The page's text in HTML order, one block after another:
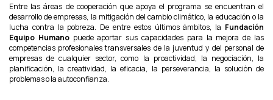
Entre las áreas de cooperación que apoya el programa se encuentran el
desarrollo de empresas, la mitigación del cambio climático, la educación o la
lucha contra la pobreza. De entre estos últimos ámbitos, la Fundación
Equipo Humanopuede aportar sus capacidades para la mejora de las
competencias profesionales transversales de la juventud y del personal de
empresas de cualquier sector, como la proactividad, la negociación, la
planificación, la creatividad, la eficacia, la perseverancia, la solución de
problemas o la autoconfianza.